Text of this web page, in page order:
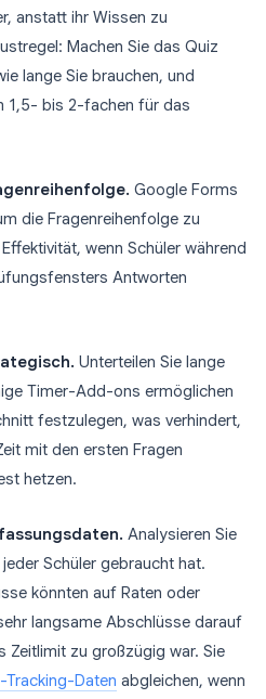
anstatt ihr Wissen zu
Machen Sie das Quiz
lange Sie brauchen, und
1,5- bis 2-fachen für das
Google Forms
die Fragenreihenfolge zu
wenn Schüler während
Antworten
Unterteilen Sie lange
Timer-Add-ons ermöglichen
festzulegen, was verhindert,
mit den ersten Fragen
hetzen.
Analysieren Sie
Schüler gebraucht hat.
könnten auf Raten oder
langsame Abschlüsse darauf
Zeitlimit zu großzügig war. Sie
Tracking-Daten abgleichen, wenn